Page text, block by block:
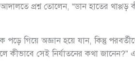
আদালতে প্রশ্ন তোলেন, “ডান হাতের
পড়ে গিয়ে অজ্ঞান হয়ে যান, কিন্তু
সেই নির্যাতনের কথা জানেন?” এ